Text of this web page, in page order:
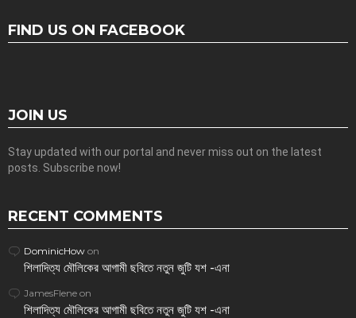
FIND US ON FACEBOOK
JOIN US
Stay updated with our portal and never miss out on the latest
posts. Subscribe now!
RECENT COMMENTS
DominicHow on
শিলাদিত্য মৌলিকের আগামী ছবিতে নতুন জুটি যশ -এনা
JamesFlene on
শিলাদিত্য মৌলিকের আগামী ছবিতে নতুন জুটি যশ -এনা